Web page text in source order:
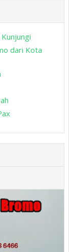
dari Kota